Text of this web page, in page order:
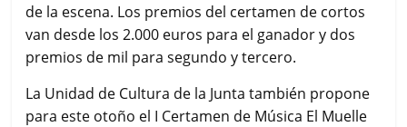
de la escena. Los premios del certamen de cortos
van desde los 2.000 euros para el ganador y dos
premios de mil para segundo y tercero.
La Unidad de Cultura de la Junta también propone
para este otoño el I Certamen de Música El Muelle